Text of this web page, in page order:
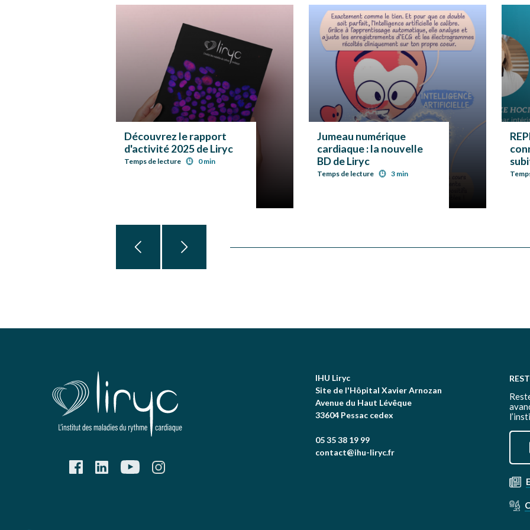
Découvrez le rapport
d'activité 2025 de Liryc
Temps de lecture 0 min
Jumeau numérique
cardiaque : la nouvelle
BD de Liryc
Temps de lecture 3 min
IHU Liryc
Site de l'Hôpital Xavier Arnozan
Avenue du Haut Lévêque
33604 Pessac cedex
05 35 38 19 99
contact@ihu-liryc.fr